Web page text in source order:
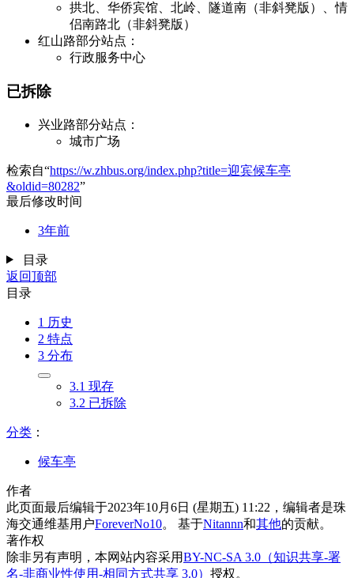
拱北、华侨宾馆、北岭、隧道南（非斜凳版）、情
侣南路北（非斜凳版）
红山路部分站点：
行政服务中心
已拆除
兴业路部分站点：
城市广场
检索自“https://w.zhbus.org/index.php?title=迎宾候车亭
&oldid=80282”
最后修改时间
3年前
目录
返回顶部
目录
1 历史
2 特点
3 分布
3.1 现存
3.2 已拆除
分类 ：​
候车亭
作者
此页面最后编辑于2023年10月6日 (星期五) 11:22，编辑者是珠
海交通维基用户ForeverNo10。 基于Nitannn和其他的贡献。
著作权
除非另有声明，本网站内容采用BY-NC-SA 3.0（知识共享-署
名-非商业性使用-相同方式共享 3.0） 授权。